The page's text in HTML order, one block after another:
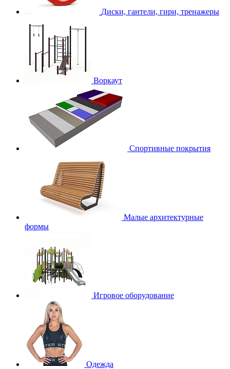
Диски, гантели, гири, тренажеры
Воркаут
Спортивные покрытия
Малые архитектурные
формы
Игровое оборудование
Одежда